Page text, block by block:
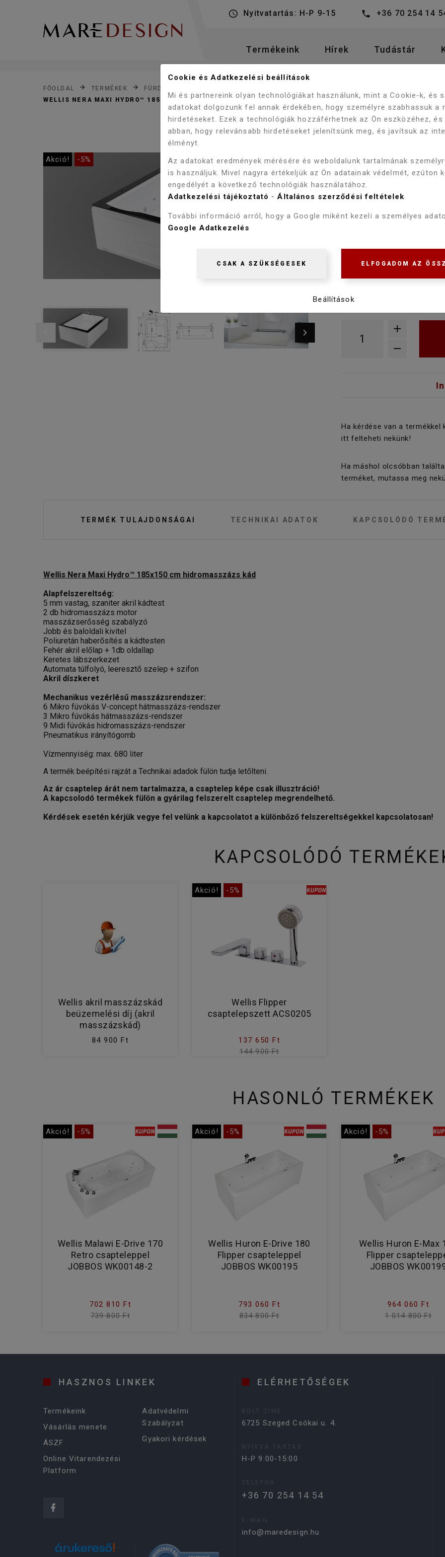
Nyitvatartás: H-P 9-15 +36 70 254 14
Termékeink Hírek Tudástár
FŐOLDAL TERMÉKEK FÜRDŐSZOBA
WELLIS NERA MAXI HYDRO™ 185X150 CM HIDROMASSZÁZS KÁD CSAPTELEP NÉLKÜL WK00009-2
Akció! -5%
WELLIS
185X150
KÁD
telefonon.
1 234 900 Ft
Ha kérdése van a termékkel
itt felteheti nekünk!
Ha máshol olcsóbban
terméket, mutassa meg
TERMÉK TULAJDONSÁGAI TECHNIKAI ADATOK KAPCSOLÓDÓ
Wellis Nera Maxi Hydro™ 185x150 cm hidromasszázs kád
Alapfelszereltség:
5 mm vastag, szaniter akril kádtest
2 db hidromasszázs motor
masszázserősség szabályzó
Jobb és baloldali kivitel
Poliuretán haberősítés a kádtesten
Fehér akril előlap + 1db oldallap
Keretes lábszerkezet
Automata túlfolyó, leeresztő szelep + szifon
Akril díszkeret
Mechanikus vezérlésű masszázsrendszer:
6 Mikro fúvókás V-concept hátmasszázs-rendszer
3 Mikro fúvókás hátmasszázs-rendszer
9 Midi fúvókás hidromasszázs-rendszer
Pneumatikus irányítógomb
Vízmennyiség: max. 680 liter
A termék beépítési rajzát a Technikai adadok fülön tudja letőlteni.
Az ár csaptelep árát nem tartalmazza, a csaptelep képe csak illusztráció!
A kapcsolodó termékek fülön a gyárilag felszerelt csaptelep megrendelhető.
Kérdések esetén kérjük vegye fel velünk a kapcsolatot a különbőző felszereltségekkel kapcsolatosan!
KAPCSOLÓDÓ
Wellis akril masszázskád
beüzemelési díj (akril
masszázskád)
84 900 Ft
Akció! -5%
Wellis Flipper
csaptelepszett ACS0205
137 650 Ft
144 900 Ft
HASONLÓ TERMÉKEK
Akció! -5%
Wellis Malawi E-Drive 170
Retro csapteleppel
JOBBOS WK00148-2
702 810 Ft
739 800 Ft
Akció! -5%
Wellis Huron E-Drive 180
Flipper csapteleppel
JOBBOS WK00195
793 060 Ft
834 800 Ft
Akció! -5%
Wellis Huron E-Max
Flipper
JOBBOS
964 060 Ft
1 014 800 Ft
HASZNOS LINKEK
Termékeink
Vásárlás menete
ÁSZF
Online Vitarendezési
Platform
Adatvédelmi
Szabályzat
Gyakori kérdések
ELÉRHETŐSÉGEK
6725 Szeged Csókai u. 4.
H-P 9:00-15:00
+36 70 254 14 54
info@maredesign.hu
Cookie és Adatkezelési beállítások
Mi és partnereink olyan technológiákat használunk, mint a Cookie-k, és
adatokat dolgozunk fel annak érdekében, hogy személyre szabhassuk a
hirdetéseket. Ezek a technológiák hozzáférhetnek az Ön eszközéhez,
abban, hogy relevánsabb hirdetéseket jelenítsünk meg, és javítsuk az
élményt.
Az adatokat eredmények mérésére és weboldalunk tartalmának
is használjuk. Mivel nagyra értékeljük az Ön adatainak védelmét, ezúton
engedélyét a következő technológiák használatához.
Adatkezelési tájékoztató -Általános szerződési feltételek
További információ arról, hogy a Google miként kezeli a személyes
Google Adatkezelés
CSAK A SZÜKSÉGESEK ELFOGADOM AZ
Beállítások